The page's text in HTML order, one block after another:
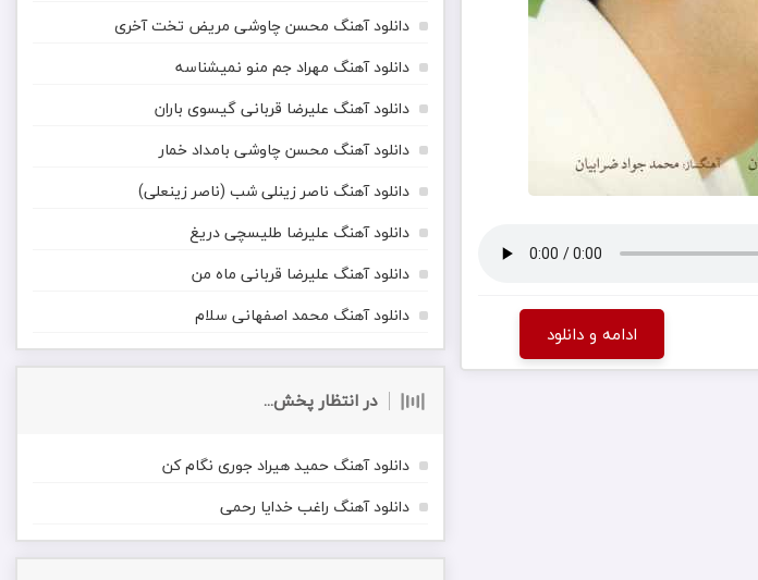
ادامه و دانلود
دانلود آهنگ محسن چاوشی مریض تخت آخری
دانلود آهنگ مهراد جم منو نمیشناسه
دانلود آهنگ علیرضا قربانی گیسوی باران
دانلود آهنگ محسن چاوشی بامداد خمار
دانلود آهنگ ناصر زینلی شب (ناصر زینعلی)
دانلود آهنگ علیرضا طلیسچی دریغ
دانلود آهنگ علیرضا قربانی ماه من
دانلود آهنگ محمد اصفهانی سلام
در انتظار پخش...
دانلود آهنگ حمید هیراد جوری نگام کن
دانلود آهنگ راغب خدایا رحمی